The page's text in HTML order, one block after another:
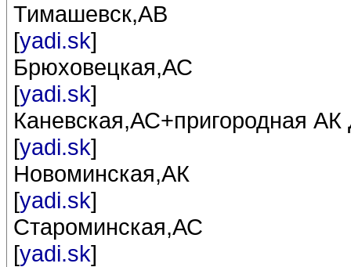
Тимашевск,АВ
[yadi.sk]
Брюховецкая,АС
[yadi.sk]
Каневская,АС+пригородная
[yadi.sk]
Новоминская,АК
[yadi.sk]
Староминская,АС
[yadi.sk]